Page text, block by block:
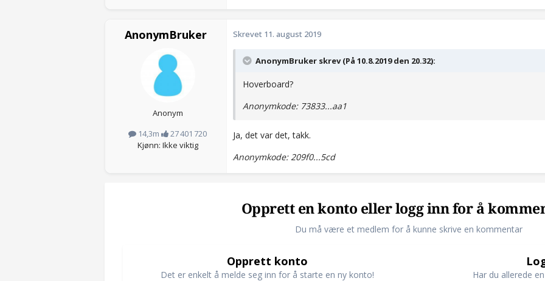
AnonymBruker
Anonym
14,3m
27 401 720
Kjønn: Ikke viktig
Skrevet 11. august 2019
AnonymBruker skrev (På 10.8.2019 den 20.32):
Hoverboard?
Anonymkode: 73833...aa1
Ja, det var det, takk.
Anonymkode: 209f0...5cd
Opprett en konto eller logg inn for å
Du må være et medlem for å kunne skrive en kommentar
Opprett konto
Det er enkelt å melde seg inn for å starte en ny konto! Har du allerede